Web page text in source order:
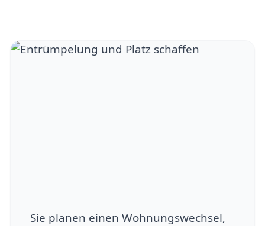
Sie planen einen Wohnungswechsel,